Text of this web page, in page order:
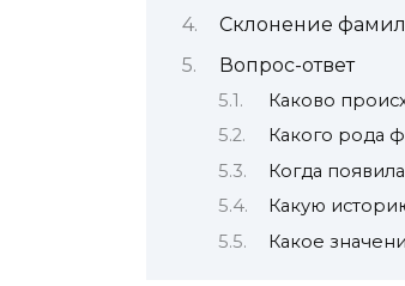
Склонение
Вопрос-ответ
Каково
Какого рода
Когда
Какую
Какое